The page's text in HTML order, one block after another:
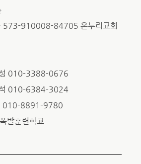
573-910008-84705 온누리교회
성 010-3388-0676
석 010-6384-3024
010-8891-9780
발훈련학교